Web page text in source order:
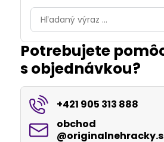
Prehľadať
výsledky
filtra
fulltextom
Potrebujete
s objednávkou?
+421 905 313 888
obchod​